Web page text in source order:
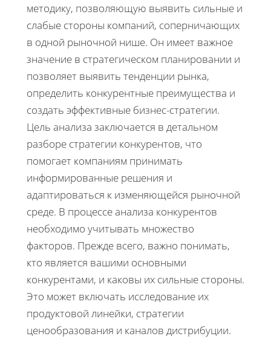
методику, позволяющую выявить сильные и
слабые стороны компаний, соперничающих
в одной рыночной нише. Он имеет важное
значение в стратегическом планировании и
позволяет выявить тенденции рынка,
определить конкурентные преимущества и
создать эффективные бизнес-стратегии.
Цель анализа заключается в детальном
разборе стратегии конкурентов, что
помогает компаниям принимать
информированные решения и
адаптироваться к изменяющейся рыночной
среде. В процессе анализа конкурентов
необходимо учитывать множество
факторов. Прежде всего, важно понимать,
кто является вашими основными
конкурентами, и каковы их сильные стороны.
Это может включать исследование их
продуктовой линейки, стратегии
ценообразования и каналов дистрибуции.